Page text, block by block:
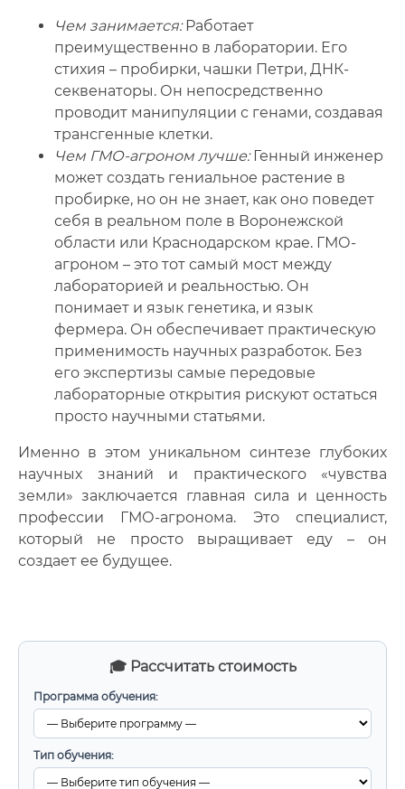
🎓 Рассчитать стоимость
Программа обучения:
Тип обучения:
Чем занимается:Работает
преимущественно в лаборатории. Его
стихия – пробирки, чашки Петри, ДНК-
секвенаторы. Он непосредственно
проводит манипуляции с генами, создавая
трансгенные клетки.
Чем ГМО-агроном лучше:Генный инженер
может создать гениальное растение в
пробирке, но он не знает, как оно поведет
себя в реальном поле в Воронежской
области или Краснодарском крае. ГМО-
агроном – это тот самый мост между
лабораторией и реальностью. Он
понимает и язык генетика, и язык
фермера. Он обеспечивает практическую
применимость научных разработок. Без
его экспертизы самые передовые
лабораторные открытия рискуют остаться
просто научными статьями.
Именно в этом уникальном синтезе глубоких
научных знаний и практического «чувства
земли» заключается главная сила и ценность
профессии ГМО-агронома. Это специалист,
который не просто выращивает еду – он
создает ее будущее.